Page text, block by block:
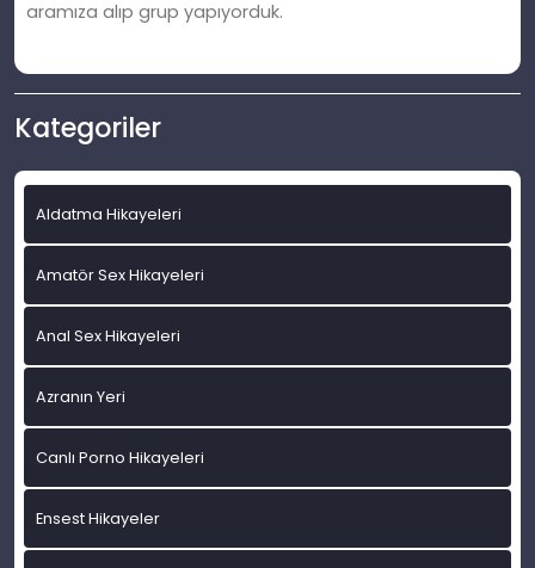
aramıza alıp grup yapıyorduk.
Kategoriler
Aldatma Hikayeleri
Amatör Sex Hikayeleri
Anal Sex Hikayeleri
Azranın Yeri
Canlı Porno Hikayeleri
Ensest Hikayeler